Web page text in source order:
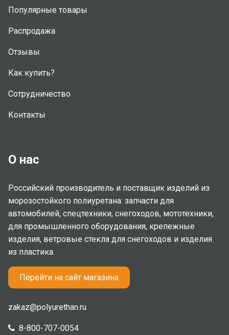
Популярные товары
Распродажа
Отзывы
Как купить?
Сотрудничество
Контакты
О нас
Российский производитель и поставщик изделий из
морозостойкого полиуретана: запчасти для
автомобилей, спецтехники, снегоходов, мототехники,
для промышленного оборудования, крепежные
изделия, ветровые стекла для снегоходов и изделия
из пластика.
Перейти на сайт магазина
zakaz@polyurethan.ru
8-800-707-0054